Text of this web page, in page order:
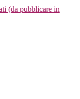
(da pubblicare in